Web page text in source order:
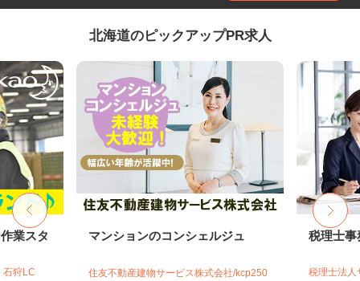
北海道のピックアップPR求人
業スタ
狩LC
マンションのコンシェルジュ
住友不動産建物サービス株式会社/kcp250
税理士事
税理士法人